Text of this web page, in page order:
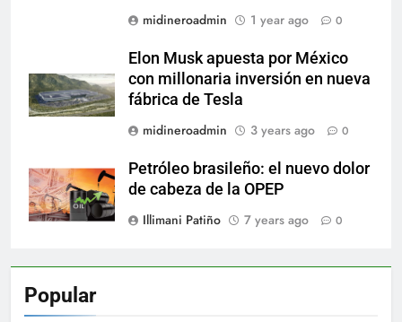
midineroadmin
1 year ago 0
Elon Musk apuesta por México
con millonaria inversión en nueva
fábrica de Tesla
midineroadmin
3 years ago 0
Petróleo brasileño: el nuevo dolor
de cabeza de la OPEP
Illimani Patiño
7 years ago 0
Popular